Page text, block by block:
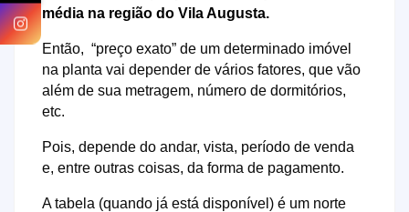
média na região do Vila Augusta.
Então, “preço exato” de um determinado imóvel
na planta vai depender de vários fatores, que vão
além de sua metragem, número de dormitórios,
etc.
Pois, depende do andar, vista, período de venda
e, entre outras coisas, da forma de pagamento.
A tabela (quando já está disponível) é um norte